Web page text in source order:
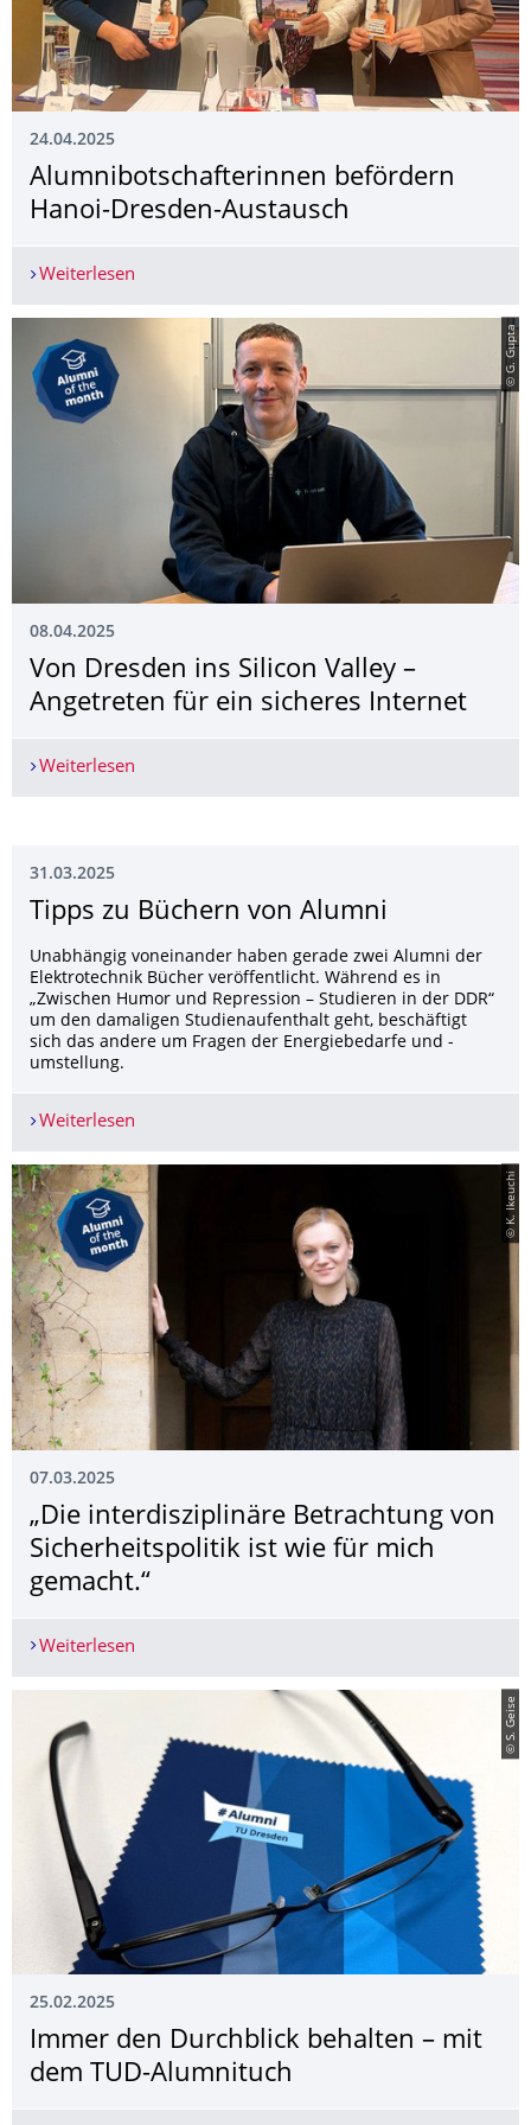
24.04.2025
Alumnibotschafte­rinnen befördern
Hanoi-Dresden-Austausch
Weiterlesen
© G. Gupta
08.04.2025
Von Dresden ins Silicon Valley –
Angetreten für ein sicheres Internet
Weiterlesen
31.03.2025
Tipps zu Büchern von Alumni
Unabhängig voneinander haben gerade zwei Alumni der
Elektrotechnik Bücher veröffentlicht. Während es in
„Zwischen Humor und Repression – Studieren in der DDR“
um den damaligen Studienaufenthalt geht, beschäftigt
sich das andere um Fragen der Energiebedarfe und -
umstellung.
Weiterlesen
© K. Ikeuchi
07.03.2025
„Die interdisziplinäre Betrachtung von
Sicherheitspolitik ist wie für mich
gemacht.“
Weiterlesen
© S. Geise
25.02.2025
Immer den Durchblick behalten – mit
dem TUD-Alumnituch